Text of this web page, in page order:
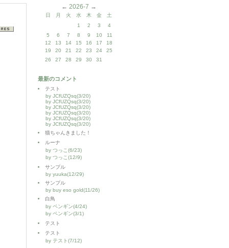
← 2026-7 →
日 月 火 水 木 金
土
1
2 3
4
5
6 7 8 9 10
11
12
13 14 15 16 17
18
19
20 21 22 23 24
25
26
27 28 29 30 31
最新のコメント
テスト
by JCfUZQsq(3/20)
by JCfUZQsq(3/20)
by JCfUZQsq(3/20)
by JCfUZQsq(3/20)
by JCfUZQsq(3/20)
by JCfUZQsq(3/20)
猫ちゃんきました！
ルーナ
by つっこ(6/23)
by つっこ(12/9)
サンプル
by yuuka(12/29)
サンプル
by buy eso gold(11/26)
白鳥
by ペンギン(4/24)
by ペンギン(3/1)
テスト
テスト
by テスト(7/12)